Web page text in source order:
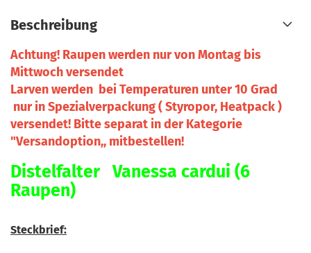
Beschreibung
Achtung! Raupen werden nur von Montag bis
Mittwoch versendet
Larven werden bei Temperaturen unter 10 Grad
nur in Spezialverpackung ( Styropor, Heatpack )
versendet! Bitte separat in der Kategorie
"Versandoption,, mitbestellen!
Distelfalter Vanessa cardui (6
Raupen)
Steckbrief: